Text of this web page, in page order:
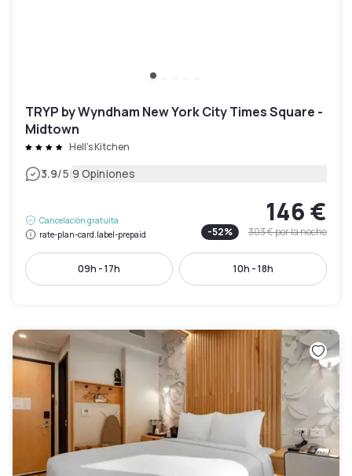
TRYP by Wyndham New York City Times Square -
Midtown
Hell's Kitchen
3.9/5|9 Opiniones
Cancelación gratuita
rate-plan-card.label-prepaid
146 €
-52% 303 €por la noche
09h - 17h 10h - 18h